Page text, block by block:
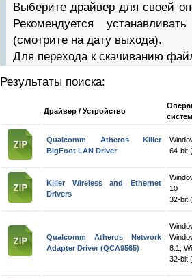
Выберите драйвер для своей
Рекомендуется
(смотрите на дату выхода).
Для перехода к скачиванию
Результаты поиска:
Драйвер / Устройство
Qualcomm Atheros Killer
BigFoot LAN Driver
64-bit
Killer Wireless and Ethernet
Drivers
10
32-bit
Qualcomm Atheros Network
Adapter Driver (QCA9565)
8.1,
32-bit